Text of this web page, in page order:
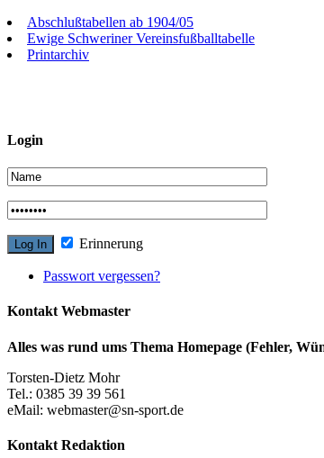
Abschlußtabellen ab 1904/05
Ewige Schweriner Vereinsfußballtabelle
Printarchiv
Login
Erinnerung
Passwort vergessen?
Kontakt Webmaster
Alles was rund ums Thema Homepage (Fehler,
Torsten-Dietz Mohr
Tel.: 0385 39 39 561
eMail: webmaster@sn-sport.de
Kontakt Redaktion